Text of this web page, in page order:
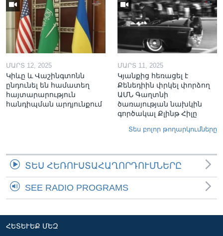
ՄԱՐՏ 12, 2025
Կիևը և Վաշինգտոնն
ընդունել են համատեղ
հայտարարություն
հանդիպման արդյունքում
ՄԱՐՏ 11, 2025
Կյանքից հեռացել է
Քենեդիին փրկել փորձող
ԱՄՆ Գաղտնի
ծառայության նախկին
գործակալ Քլինթ Հիլը
Տես բոլոր թողարկումները
ՏԵՍ ՀԵՌՈՒՍՏԱՀԱՂՈՐԴՈՒՄՆԵՐԸ
SEE RADIO PROGRAMS
ՀԵՏԵՒԵՔ ՄԵԶ